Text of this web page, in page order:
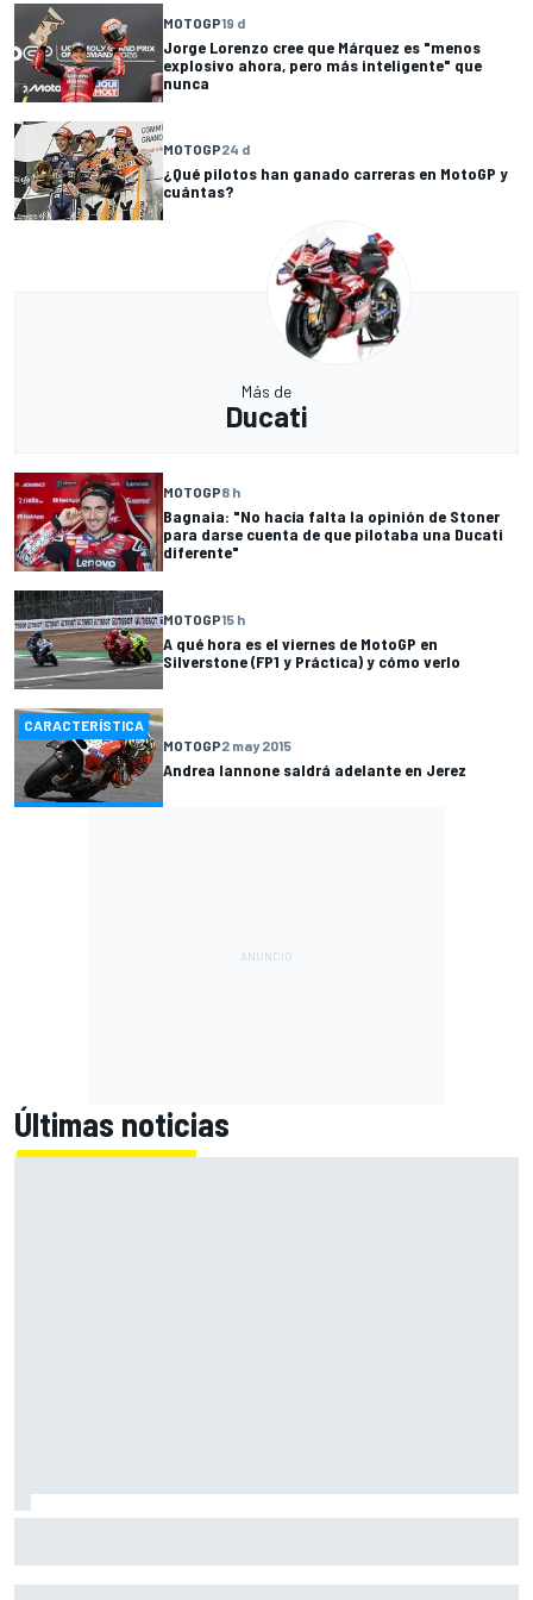
MOTOGP19 d
Jorge Lorenzo cree que Márquez es "menos
explosivo ahora, pero más inteligente" que
nunca
MOTOGP24 d
¿Qué pilotos han ganado carreras en MotoGP y
cuántas?
Más de
Ducati
MOTOGP8 h
Bagnaia: "No hacía falta la opinión de Stoner
para darse cuenta de que pilotaba una Ducati
diferente"
MOTOGP15 h
A qué hora es el viernes de MotoGP en
Silverstone (FP1 y Práctica) y cómo verlo
CARACTERÍSTICA
MOTOGP2 may 2015
Andrea Iannone saldrá adelante en Jerez
Últimas noticias